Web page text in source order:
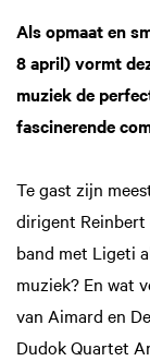
Als opmaat en
8 april) vormt
muziek de
fascinerende
Te gast zijn
dirigent Reinbert
band met Ligeti
muziek? En wat
van Aimard en
Dudok Quartet